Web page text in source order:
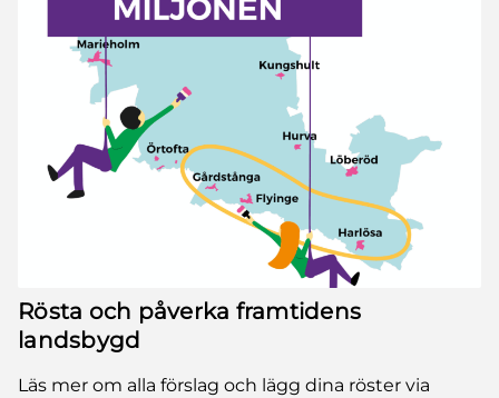
Rösta och påverka framtidens
landsbygd
Läs mer om alla förslag och lägg dina röster via